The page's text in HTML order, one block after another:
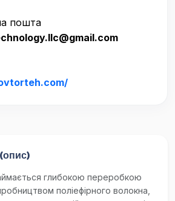
пошта
глибокою переробкою
поліефірного волокна,